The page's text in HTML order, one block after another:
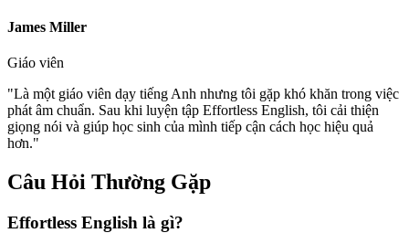
James Miller
Giáo viên
"Là một giáo viên dạy tiếng Anh nhưng tôi gặp khó khăn trong việc
phát âm chuẩn. Sau khi luyện tập Effortless English, tôi cải thiện
giọng nói và giúp học sinh của mình tiếp cận cách học hiệu quả
hơn."
Câu Hỏi Thường Gặp
Effortless English là gì?